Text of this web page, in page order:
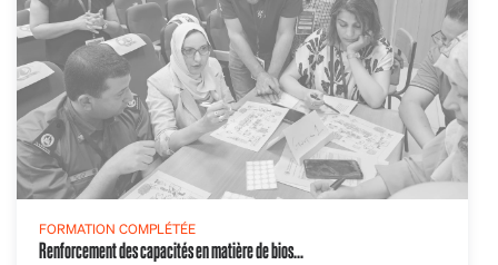
FORMATION COMPLÉTÉE
Renforcement des capacités en matière de bios...